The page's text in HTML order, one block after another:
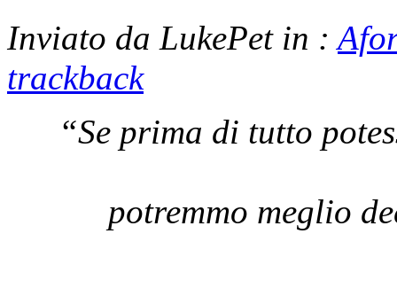
Inviato da LukePet in :
trackback
“Se prima di tutto
potremmo meglio